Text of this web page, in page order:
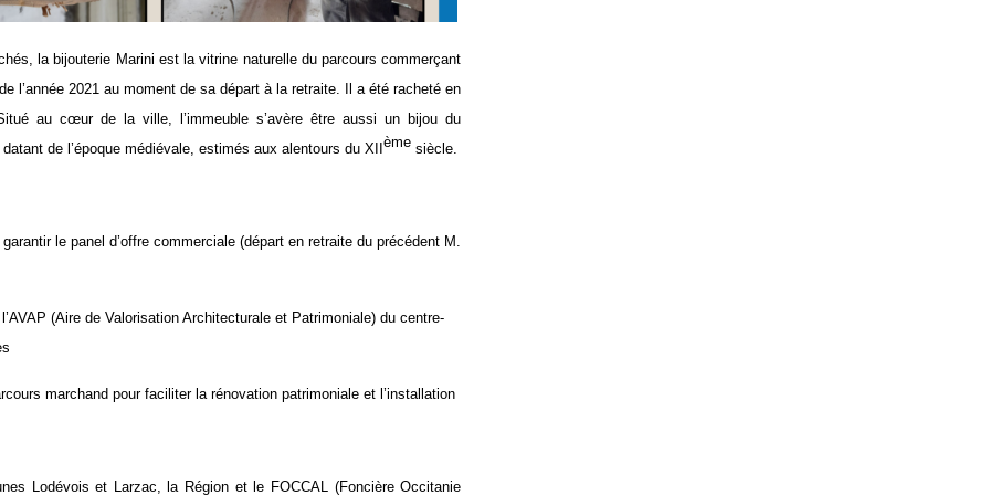
la bijouterie Marini est la vitrine naturelle du parcours commerçant
l’année 2021 au moment de sadépart à la retraite.
Il a été racheté en
au cœur de la ville, l’immeuble s’avère être aussi un bijou du
de l’époque médiévale, estimés aux alentours du XII ème siècle.
le panel d’offre commerciale (départ en retraite du précédent M.
(Aire de Valorisation Architecturale et Patrimoniale) du centre-
marchand pour faciliter la rénovation patrimoniale et l’installation
Lodévois et Larzac, la Région et le FOCCAL (Foncière Occitanie